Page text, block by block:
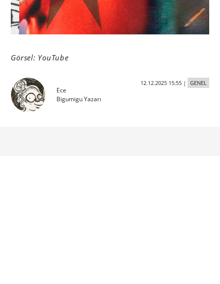
Görsel: YouTube
Ece
Bigumigu Yazarı
12.12.2025 15:55| GENEL